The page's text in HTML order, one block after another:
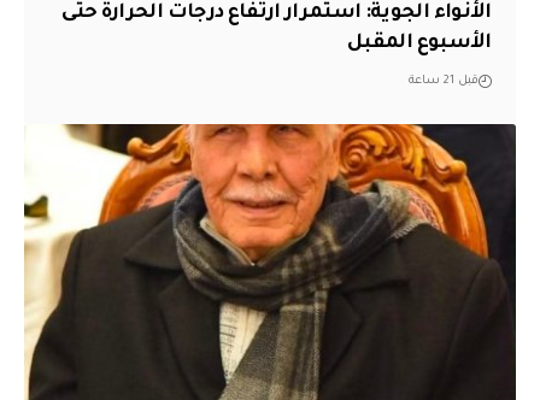
الأنواء الجوية: استمرار ارتفاع درجات الحرارة حتى
الأسبوع المقبل
قبل 21 ساعة